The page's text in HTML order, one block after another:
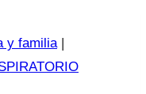
y familia|